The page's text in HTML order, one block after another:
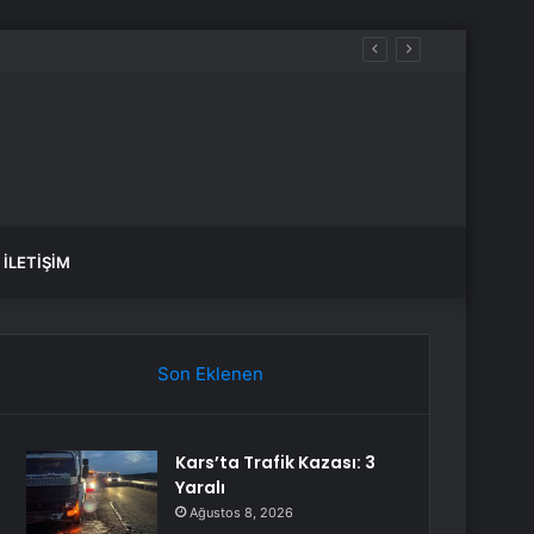
İLETIŞIM
Son Eklenen
Kars’ta Trafik Kazası: 3
Yaralı
Ağustos 8, 2026